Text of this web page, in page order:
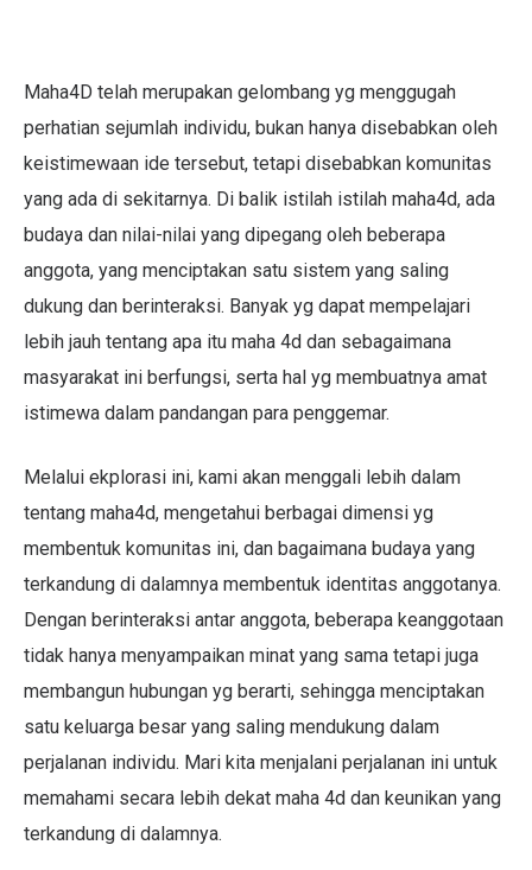
Maha4D telah merupakan gelombang yg menggugah
perhatian sejumlah individu, bukan hanya disebabkan oleh
keistimewaan ide tersebut, tetapi disebabkan komunitas
yang ada di sekitarnya. Di balik istilah istilah maha4d, ada
budaya dan nilai-nilai yang dipegang oleh beberapa
anggota, yang menciptakan satu sistem yang saling
dukung dan berinteraksi. Banyak yg dapat mempelajari
lebih jauh tentang apa itu maha 4d dan sebagaimana
masyarakat ini berfungsi, serta hal yg membuatnya amat
istimewa dalam pandangan para penggemar.
Melalui ekplorasi ini, kami akan menggali lebih dalam
tentang maha4d, mengetahui berbagai dimensi yg
membentuk komunitas ini, dan bagaimana budaya yang
terkandung di dalamnya membentuk identitas anggotanya.
Dengan berinteraksi antar anggota, beberapa keanggotaan
tidak hanya menyampaikan minat yang sama tetapi juga
membangun hubungan yg berarti, sehingga menciptakan
satu keluarga besar yang saling mendukung dalam
perjalanan individu. Mari kita menjalani perjalanan ini untuk
memahami secara lebih dekat maha 4d dan keunikan yang
terkandung di dalamnya.